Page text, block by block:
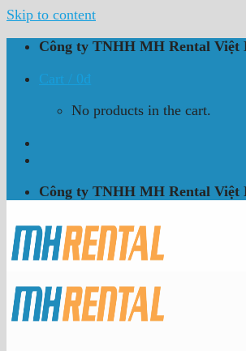
Skip to content
Công ty TNHH MH Rental Việt
Cart / 0₫
No products in the cart.
Công ty TNHH MH Rental Việt